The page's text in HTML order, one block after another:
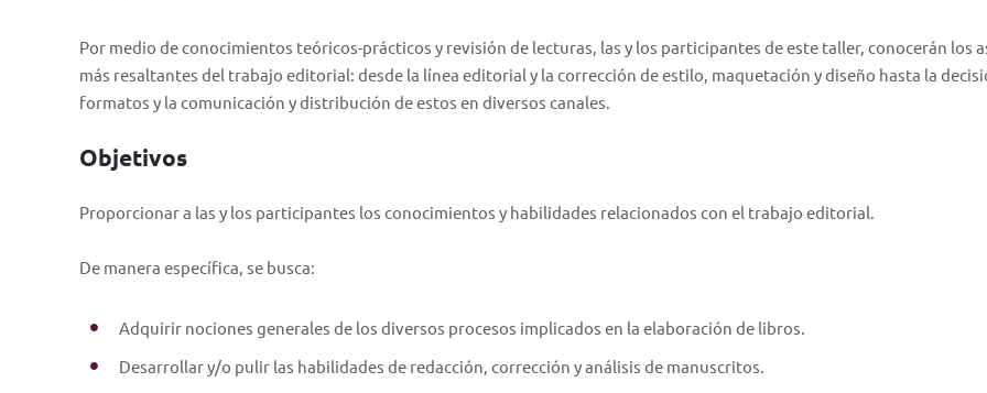
Por medio de conocimientos teóricos-prácticos y revisión de lecturas, las y los participantes de este taller, conocerán los
más resaltantes del trabajo editorial: desde la línea editorial y la corrección de estilo, maquetación y diseño hasta la
formatos y la comunicación y distribución de estos en diversos canales.
Objetivos
Proporcionar a las y los participantes los conocimientos y habilidades relacionados con el trabajo editorial.
De manera específica, se busca:
Adquirir nociones generales de los diversos procesos implicados en la elaboración de libros.
Desarrollar y/o pulir las habilidades de redacción, corrección y análisis de manuscritos.